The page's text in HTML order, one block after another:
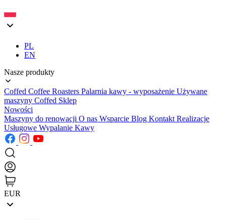
PL
EN
Nasze produkty
Coffed Coffee Roasters Palarnia kawy - wyposażenie Używane
maszyny Coffed Sklep
Nowości
Maszyny do renowacji O nas Wsparcie Blog Kontakt Realizacje
Usługowe Wypalanie Kawy
EUR